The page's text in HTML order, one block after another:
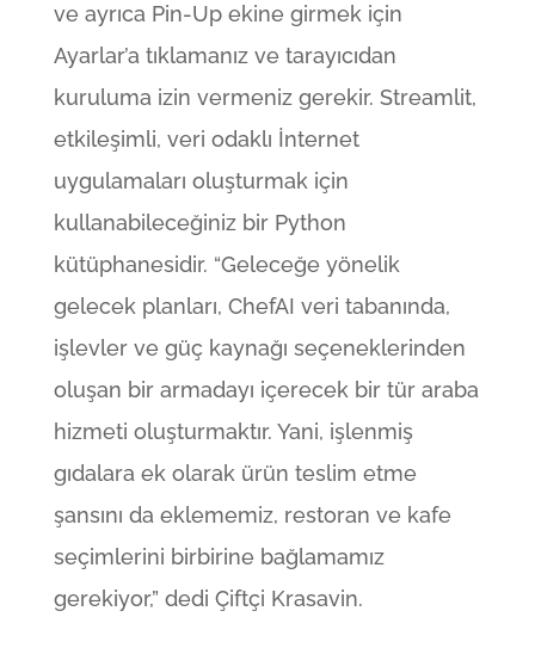
ve ayrıca Pin-Up ekine girmek için
Ayarlar’a tıklamanız ve tarayıcıdan
kuruluma izin vermeniz gerekir. Streamlit,
etkileşimli, veri odaklı İnternet
uygulamaları oluşturmak için
kullanabileceğiniz bir Python
kütüphanesidir. “Geleceğe yönelik
gelecek planları, ChefAI veri tabanında,
işlevler ve güç kaynağı seçeneklerinden
oluşan bir armadayı içerecek bir tür araba
hizmeti oluşturmaktır. Yani, işlenmiş
gıdalara ek olarak ürün teslim etme
şansını da eklememiz, restoran ve kafe
seçimlerini birbirine bağlamamız
gerekiyor,” dedi Çiftçi Krasavin.